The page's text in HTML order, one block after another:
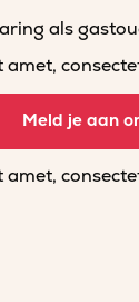
als
Meld je aan